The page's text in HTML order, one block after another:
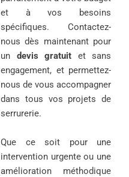
et à vos besoins
spécifiques. Contactez-
nous dès maintenant pour
un devis gratuit et sans
engagement, et permettez-
nous de vous accompagner
dans tous vos projets de
serrurerie.
Que ce soit pour une
intervention urgente ou une
amélioration méthodique